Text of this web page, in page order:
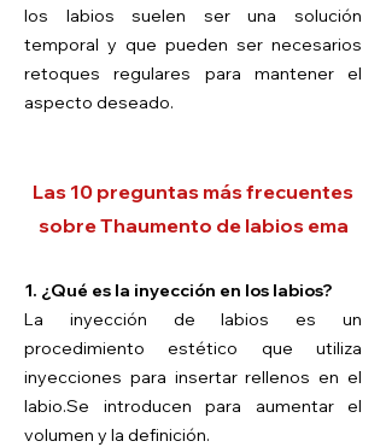
los labios suelen ser una solución
temporal y que pueden ser necesarios
retoques regulares para mantener el
aspecto deseado.
Las 10 preguntas más frecuentes
sobre Thaumento de labios ema
​1. ¿Qué es la inyección en los labios?
La inyección de labios es un
procedimiento estético que utiliza
inyecciones para insertar rellenos en el
labio.Se introducen para aumentar el
volumen y la definición.